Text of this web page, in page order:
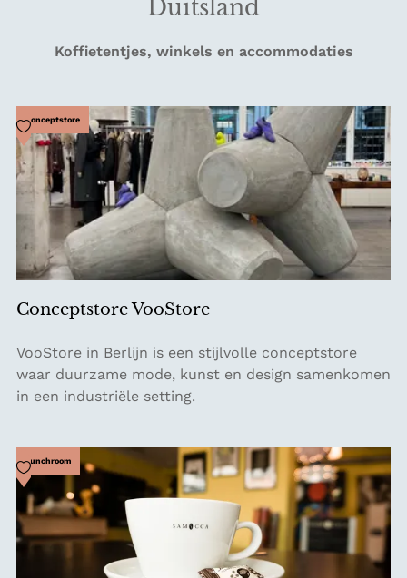
Duitsland
Koffietentjes, winkels en accommodaties
Conceptstore VooStore
C
o
n
p
t
t
o
Conceptstore
Voeg toe als favoriet
VooStore in Berlijn is een stijlvolle conceptstore
waar duurzame mode, kunst en design samenkomen
in een industriële setting.
Lunchroom
Voeg toe als favoriet